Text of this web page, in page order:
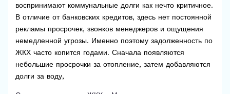
воспринимают коммунальные долги как нечто критичное.
В отличие от банковских кредитов, здесь нет постоянной
рекламы просрочек, звонков менеджеров и ощущения
немедленной угрозы. Именно поэтому задолженность по
ЖКХ часто копится годами. Сначала появляются
небольшие просрочки за отопление, затем добавляются
долги за воду,